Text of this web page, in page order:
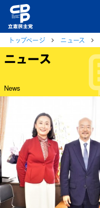
トップページ ニュース
ニュース
News